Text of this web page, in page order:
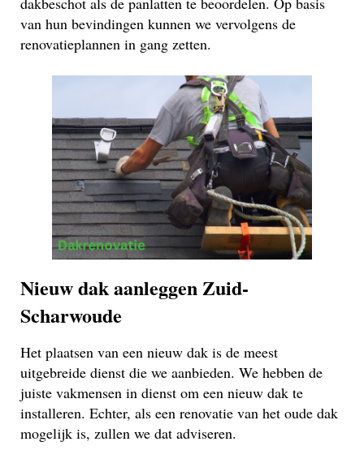
van hun bevindingen kunnen we vervolgens de
renovatieplannen in gang zetten.
Nieuw dak aanleggen Zuid-
Scharwoude
Het plaatsen van een nieuw dak is de meest
uitgebreide dienst die we aanbieden. We hebben de
juiste vakmensen in dienst om een nieuw dak te
installeren. Echter, als een renovatie van het oude dak
mogelijk is, zullen we dat adviseren.